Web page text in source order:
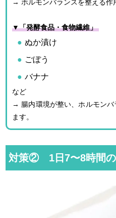
→ ホルモンバランスを整える作
▼「発酵食品・食物繊維」
ぬか漬け
ごぼう
バナナ
など
→ 腸内環境が整い、ホルモンバ
ます。
対策② 1日7〜8時間の